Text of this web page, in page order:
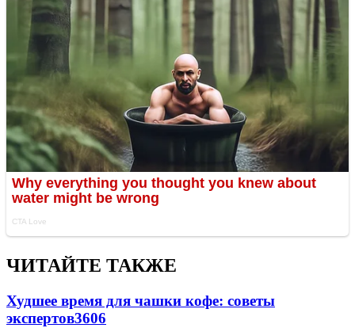
ЧИТАЙТЕ ТАКЖЕ
Худшее время для чашки кофе: советы
экспертов3606